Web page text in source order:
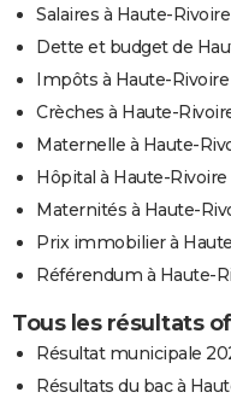
Salaires à Haute-Rivoire
Dette et budget de
Impôts à Haute-Rivoire
Crèches à Haute-
Maternelle à Haute-
Hôpital à Haute-Rivoire
Maternités à Haute-
Prix immobilier à
Référendum à Haute-
Tous les résultats
Résultat municipale
Résultats du bac à